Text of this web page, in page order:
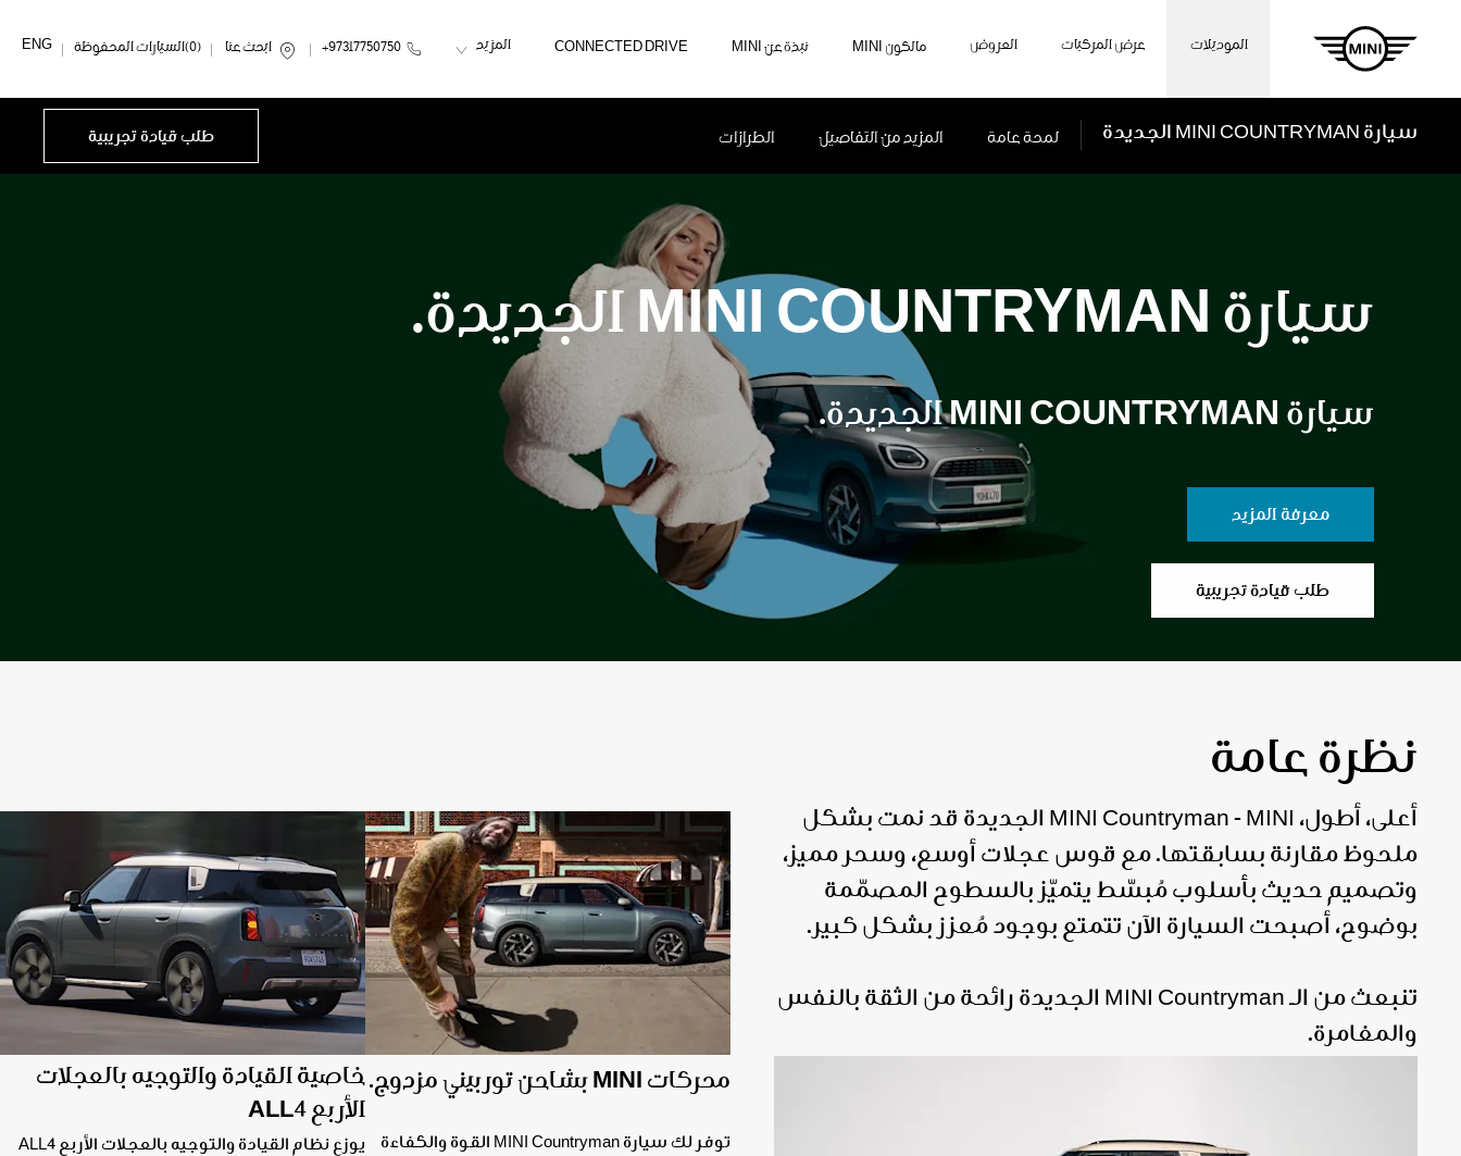
الموديلات عرض المركبات العروض مالكون MINI نبذة عن MINI CONNECTED DRIVE المزيد 97317750750+ ابحث عنا 0 السيارات المحفوظة ENG
سيارة MINI COUNTRYMAN الجديدة لمحة عامة المزيد من التفاصيل الطرازات طلب قيادة تجريبية
سيارة MINI COUNTRYMAN الجديدة.
سيارة MINI COUNTRYMAN الجديدة.
معرفة المزيد
طلب قيادة تجريبية
نظرة عامة
أعلى، أطول، MINI Countryman - MINI الجديدة قد نمت بشكل
ملحوظ مقارنة بسابقتها. مع قوس عجلات أوسع، وسحر مميز،
وتصميم حديث بأسلوب مُبسّط يتميّز بالسطوح المصمّمة
بوضوح، أصبحت السيارة الآن تتمتع بوجود مُعزز بشكل كبير.
تنبعث من الـ MINI Countryman الجديدة رائحة من الثقة بالنفس
والمغامرة.
تُعد سيارة MINI Countryman متعددة
سقف ذو مساحة أطول أيضاً. لديك الآن مساحة
محركات MINI بشاحن توربيني مزدوج.
توفر لك سيارة MINI Countryman القوة والكفاءة
خاصية القيادة والتوجيه بالعجلات
الأربع ALL4
يوزع نظام القيادة والتوجيه بالعجلات الأربع ALL4